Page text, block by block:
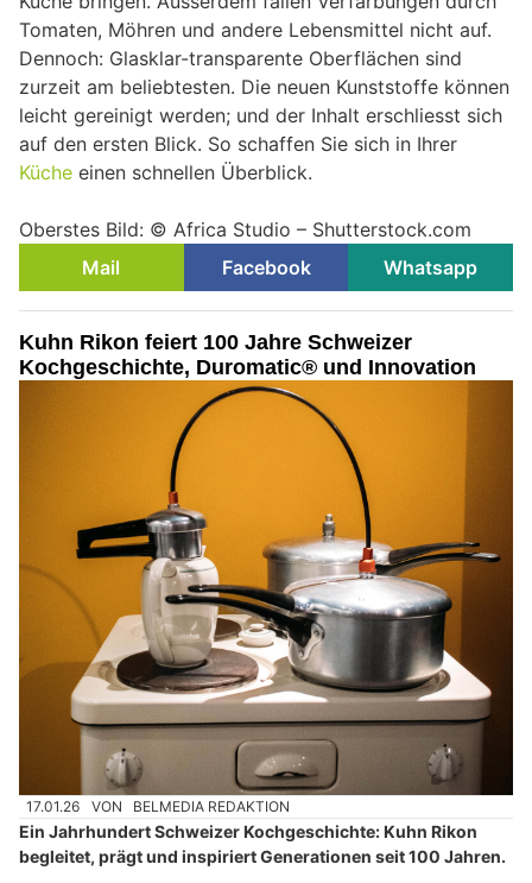
Tomaten, Möhren und andere Lebensmittel nicht auf.
Dennoch: Glasklar-transparente Oberflächen sind
zurzeit am beliebtesten. Die neuen Kunststoffe können
leicht gereinigt werden; und der Inhalt erschliesst sich
auf den ersten Blick. So schaffen Sie sich in Ihrer
Küche einen schnellen Überblick.
Oberstes Bild: © Africa Studio – Shutterstock.com
Mail
Facebook Whatsapp
Kuhn Rikon feiert 100 Jahre Schweizer
Kochgeschichte, Duromatic® und Innovation
17.01.26 VON BELMEDIA REDAKTION
Ein Jahrhundert Schweizer Kochgeschichte: Kuhn Rikon
begleitet, prägt und inspiriert Generationen seit 100 Jahren.